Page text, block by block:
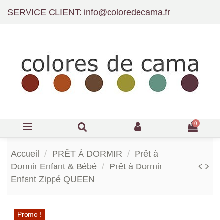
SERVICE CLIENT: info@coloredecama.fr
0
Accueil PRÊT À DORMIR
Prêt à
Dormir Enfant & Bébé
Prêt à Dormir
Enfant Zippé QUEEN
Promo !